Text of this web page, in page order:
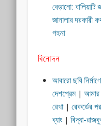
বেড়ানো: বালিয়াটি
জানালার দরকারী
গহনা
বিনোদন
আবারো ছবি
দেশপ্রেম |আমার
রেখা|রেকর্ডের
ব্যাং |বিদ্যা-